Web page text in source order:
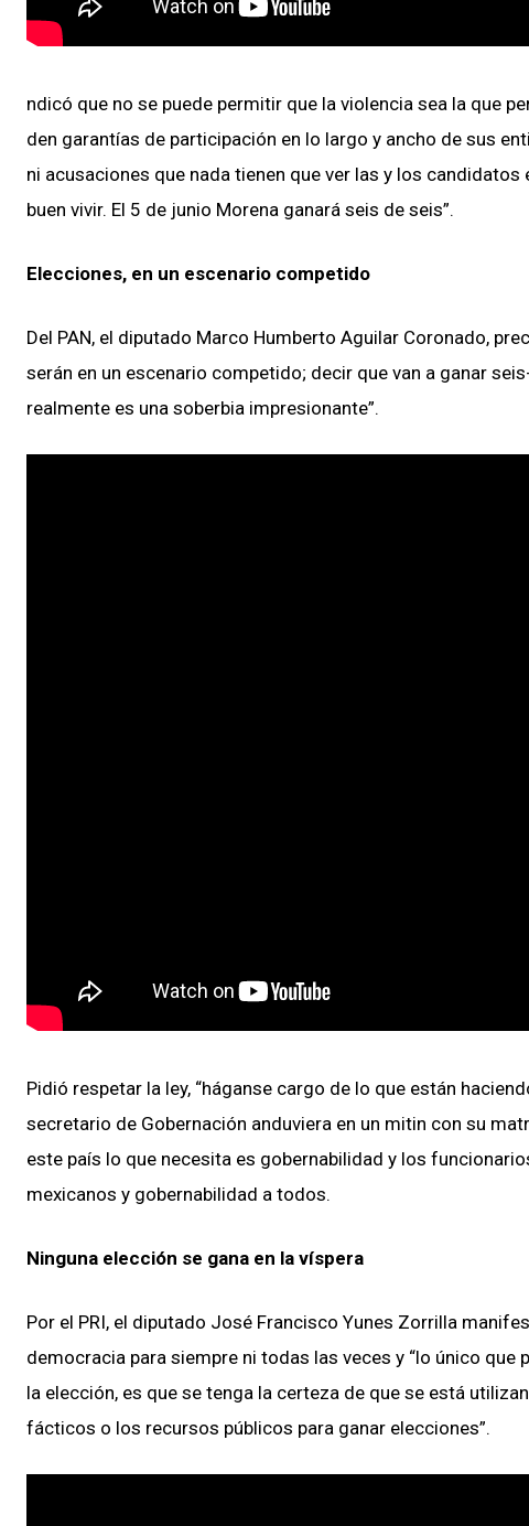
ndicó que no se puede permitir que la violencia sea la que
den garantías de participación en lo largo y ancho de sus
ni acusaciones que nada tienen que ver las y los
buen vivir. El 5 de junio Morena ganará seis de seis”.
Elecciones, en un escenario competido
Del PAN, el diputado Marco Humberto Aguilar Coronado,
serán en un escenario competido; decir que van a ganar
realmente es una soberbia impresionante”.
Pidió respetar la ley, “háganse cargo de lo que están
secretario de Gobernación anduviera en un mitin con su
este país lo que necesita es gobernabilidad y los
mexicanos y gobernabilidad a todos.
Ninguna elección se gana en la víspera
Por el PRI, el diputado José Francisco Yunes Zorrilla
democracia para siempre ni todas las veces y “lo único
la elección, es que se tenga la certeza de que se está
fácticos o los recursos públicos para ganar elecciones”.